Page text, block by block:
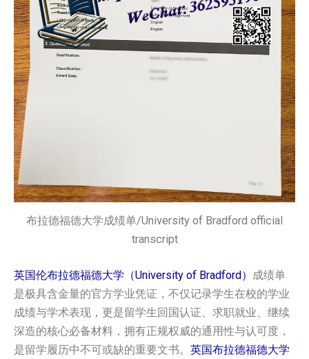
布拉德福德大学成绩单/University of Bradford official
transcript
英国伦布拉德福德大学‌（University of Bradford） 成绩单
是极具含金量的官方学业凭证，不仅记录学生在校的学业
成绩与学术表现，更是留学生回国认证、求职就业、继续
深造的核心必备材料，拥有正规权威的通用性与认可度，
是留学履历中不可或缺的重要文书。 英国‌布拉德福德大学‌‌